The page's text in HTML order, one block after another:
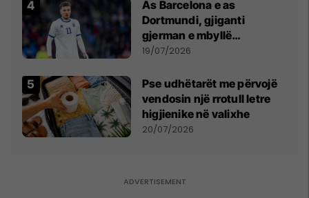
As Barcelona e as
Dortmundi, gjiganti
gjerman e mbyllë
marrëveshjen për Fisnik
19/07/2026
Pse udhëtarët me përvojë
vendosin një rrotull letre
higjienike në valixhe
20/07/2026